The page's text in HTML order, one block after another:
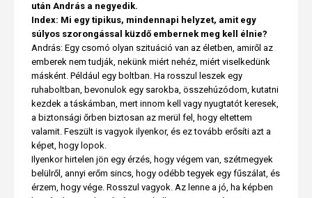
után András a negyedik.
Index: Mi egy tipikus, mindennapi helyzet, amit egy
súlyos szorongással küzdő embernek meg kell élnie?
András: Egy csomó olyan szituáció van az életben, amiről az
emberek nem tudják, nekünk miért nehéz, miért viselkedünk
másként. Például egy boltban. Ha rosszul leszek egy
ruhaboltban, bevonulok egy sarokba, összehúzódom, kutatni
kezdek a táskámban, mert innom kell vagy nyugtatót keresek,
a biztonsági őrben biztosan az merül fel, hogy eltettem
valamit. Feszült is vagyok ilyenkor, és ez tovább erősíti azt a
képet, hogy lopok.
Ilyenkor hirtelen jön egy érzés, hogy végem van, szétmegyek
belülről, annyi erőm sincs, hogy odébb tegyek egy fűszálat, és
érzem, hogy vége. Rosszul vagyok. Az lenne a jó, ha képben